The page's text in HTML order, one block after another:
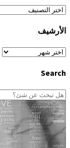
أقسَام
الأرشيف
الأرشيف
Search